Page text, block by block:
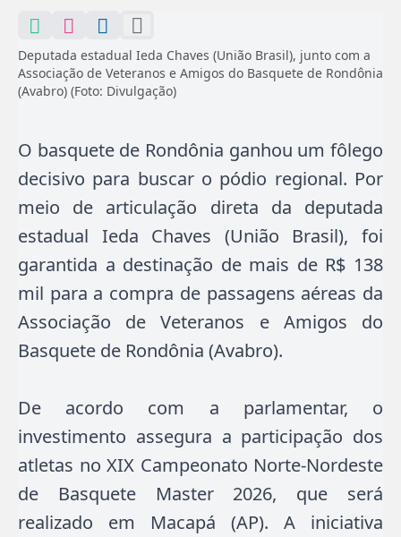
Deputada estadual Ieda Chaves (União Brasil), junto com a
Associação de Veteranos e Amigos do Basquete de Rondônia
(Avabro) (Foto: Divulgação)
O basquete de Rondônia ganhou um fôlego
decisivo para buscar o pódio regional. Por
meio de articulação direta da deputada
estadual Ieda Chaves (União Brasil), foi
garantida a destinação de mais de R$ 138
mil para a compra de passagens aéreas da
Associação de Veteranos e Amigos do
Basquete de Rondônia (Avabro).
De acordo com a parlamentar, o
investimento assegura a participação dos
atletas no XIX Campeonato Norte-Nordeste
de Basquete Master 2026, que será
realizado em Macapá (AP). A iniciativa